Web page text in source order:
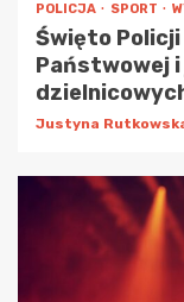
POLICJA SPORT
Święto
Państwowej i
Justyna